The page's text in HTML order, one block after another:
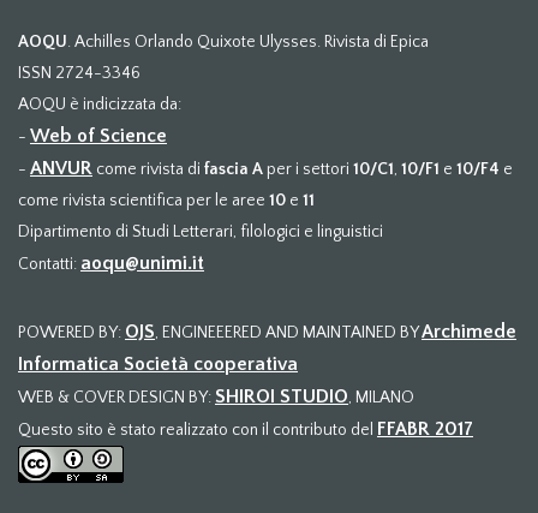
AOQU. Achilles Orlando Quixote Ulysses. Rivista di Epica
ISSN 2724-3346
AOQU è indicizzata da:
- Web of Science
- ANVUR come rivista di fascia A per i settori 10/C1, 10/F1 e 10/F4 e
come rivista scientifica per le aree 10 e 11
Dipartimento di Studi Letterari, filologici e linguistici
Contatti: aoqu@unimi.it
POWERED BY: OJS, ENGINEEERED AND MAINTAINED BYArchimede
Informatica Società cooperativa
WEB & COVER DESIGN BY: SHIROI STUDIO, MILANO
Questo sito è stato realizzato con il contributo del FFABR 2017